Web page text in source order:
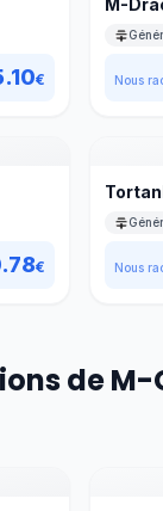
€
M-
Nous
€ Nous
de